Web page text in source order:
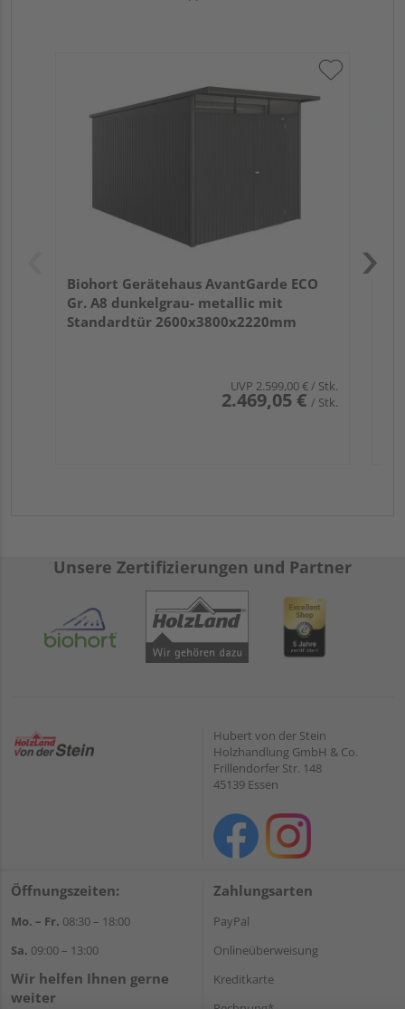
Biohort Gerätehaus AvantGarde ECO
Gr. A8 dunkelgrau- metallic mit
Standardtür 2600x3800x2220mm
UVP 2.599,00 €/ Stk.
2.469,05 € / Stk.
Unsere Zertifizierungen und Partner
Hubert von der Stein
Holzhandlung GmbH & Co.
Frillendorfer Str. 148
45139 Essen
Öffnungszeiten:
Mo. – Fr. 08:30 – 18:00
Sa. 09:00 – 13:00
Wir helfen Ihnen gerne
weiter
Zahlungsarten
PayPal
Onlineüberweisung
Kreditkarte